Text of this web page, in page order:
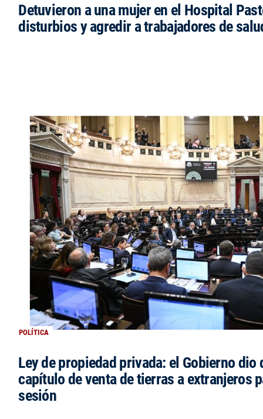
Detuvieron a una mujer en el Hospital
disturbios y agredir a trabajadores de
POLÍTICA
Ley de propiedad privada: el Gobierno dio
capítulo de venta de tierras a extranjeros
sesión